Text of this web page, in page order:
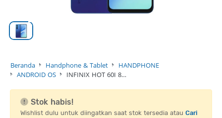
Beranda Handphone & Tablet
HANDPHONE
ANDROID OS
INFINIX HOT 60I 8…
Stok habis!
Wishlist dulu untuk diingatkan saat stok tersedia atau Cari